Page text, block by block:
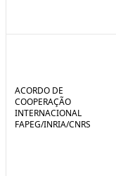
ACORDO DE
COOPERAÇÃO
INTERNACIONAL
FAPEG/INRIA/CNRS